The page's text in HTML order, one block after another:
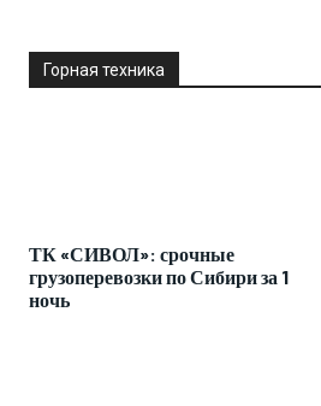
Горная техника
ТК «СИВОЛ»: срочные
грузоперевозки по Сибири за 1
ночь